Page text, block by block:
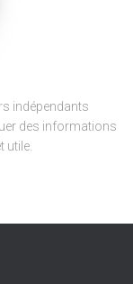
indépendants
des informations
utile.